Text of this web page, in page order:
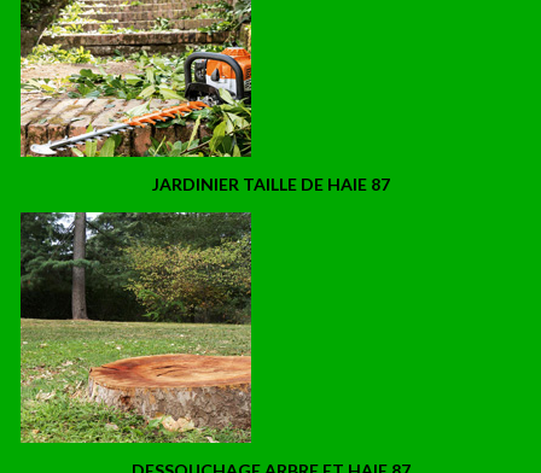
JARDINIER TAILLE DE HAIE 87